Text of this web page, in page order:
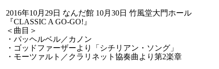
2016年10月29日 なんだ館 10月30日 竹風堂大門ホール
『CLASSIC A GO-GO!』
＜曲目＞
・パッヘルベル／カノン
・ゴッドファーザーより「シチリアン・ソング」
・モーツァルト／クラリネット協奏曲より第2楽章